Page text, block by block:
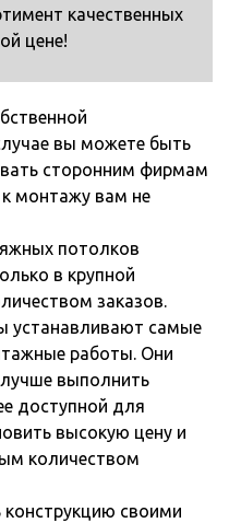
качественных
цене!
вы можете быть
сторонним фирмам
монтажу вам не
потолков
в крупной
заказов.
устанавливают самые
работы. Они
выполнить
доступной для
высокую цену и
количеством
конструкцию своими